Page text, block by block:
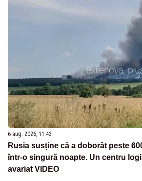
6 aug. 2026, 11:43
Rusia susține că a doborât peste
într-o singură noapte. Un centru
avariat VIDEO